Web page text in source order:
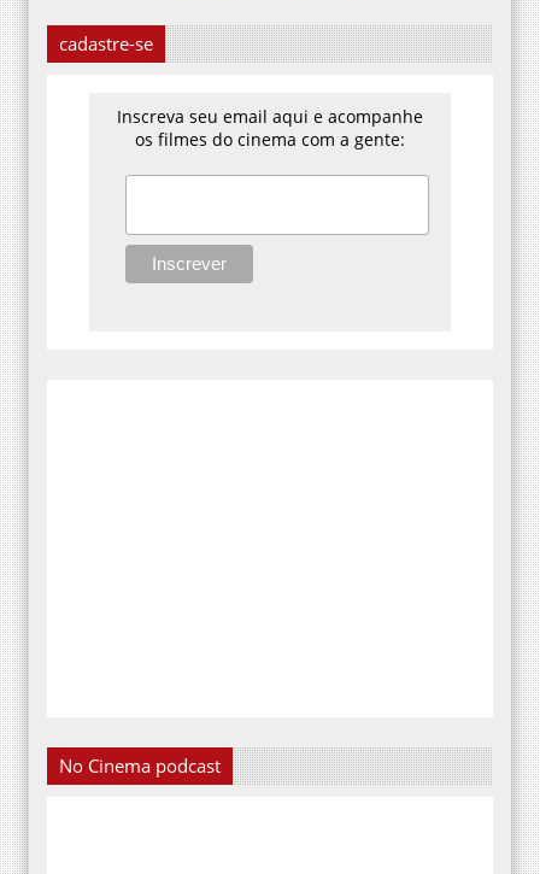
cadastre-se
Inscreva seu email aqui e acompanhe
os filmes do cinema com a gente:
No Cinema podcast